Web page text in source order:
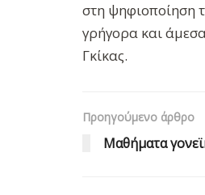
στη ψηφιοποίηση
γρήγορα και
Γκίκας.
Προηγούμενο άρθρο
Μαθήματα